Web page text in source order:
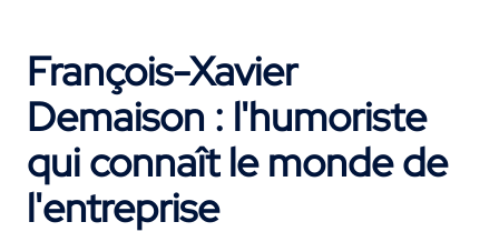
François-Xavier
Demaison : l'humoriste
qui connaît le monde de
l'entreprise